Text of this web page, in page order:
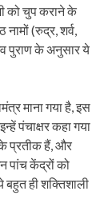
को चुप कराने के
(रुद्र, शर्व,
पुराण के अनुसार ये
माना गया है, इस
पंचाक्षर कहा गया
के प्रतीक हैं, और
पांच केंद्रों को
ही शक्तिशाली